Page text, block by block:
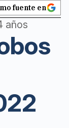
fuente en
años